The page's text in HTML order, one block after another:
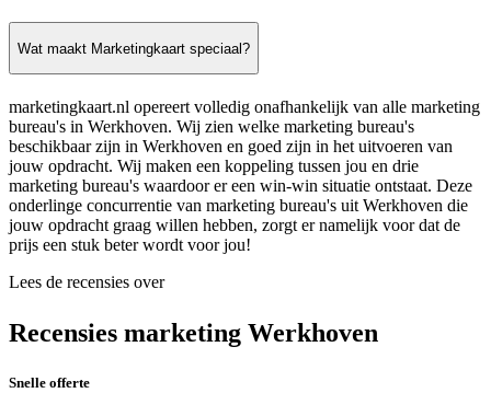
Wat maakt Marketingkaart speciaal?
marketingkaart.nl opereert volledig onafhankelijk van alle marketing
bureau's in Werkhoven. Wij zien welke marketing bureau's
beschikbaar zijn in Werkhoven en goed zijn in het uitvoeren van
jouw opdracht. Wij maken een koppeling tussen jou en drie
marketing bureau's waardoor er een win-win situatie ontstaat. Deze
onderlinge concurrentie van marketing bureau's uit Werkhoven die
jouw opdracht graag willen hebben, zorgt er namelijk voor dat de
prijs een stuk beter wordt voor jou!
Lees de recensies over
Recensies marketing Werkhoven
Snelle offerte